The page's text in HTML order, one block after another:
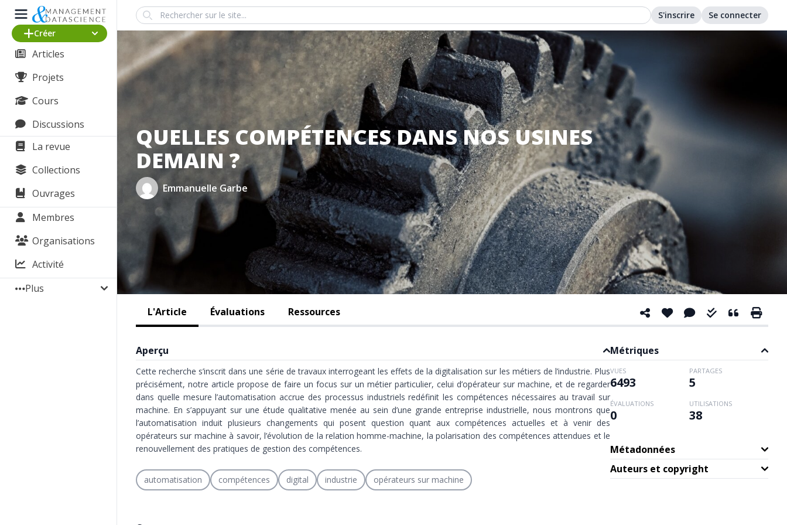
Créer
Articles
Projets
Cours
Discussions
La revue
Collections
Ouvrages
Membres
Organisations
Activité
Plus
Search S'inscrire Se connecter
QUELLES COMPÉTENCES DANS NOS USINES
DEMAIN ?
Emmanuelle Garbe
L'Article Évaluations Ressources
Aperçu
Cette recherche s’inscrit dans une série de travaux interrogeant les effets de la digitalisation sur les métiers de l’industrie. Plus
précisément, notre article propose de faire un focus sur un métier particulier, celui d’opérateur sur machine, et de regarder
dans quelle mesure l’automatisation accrue des processus industriels redéfinit les compétences nécessaires au travail sur
machine. En s’appuyant sur une étude qualitative menée au sein d’une grande entreprise industrielle, nous montrons que
l’automatisation induit plusieurs changements qui posent question quant aux compétences actuelles et à venir des
opérateurs sur machine à savoir, l’évolution de la relation homme-machine, la polarisation des compétences attendues et le
renouvellement des pratiques de gestion des compétences.
automatisation compétences digital industrie opérateurs sur machine
Métriques
VUES
6493
PARTAGES
5
ÉVALUATIONS
0
UTILISATIONS
38
Métadonnées
Auteurs et copyright